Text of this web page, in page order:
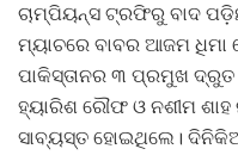
ଚାମ୍ପିୟନ୍ସ ଟ୍ରଫିରୁ ବାଦ
ମ୍ୟାଚରେ ବାବର ଆଜମ ଧିମା
ପାକିସ୍ତାନର ୩ ପ୍ରମୁଖ
ହ୍ୟାରିଶ ରୌଫ ଓ ନଶୀମ
ସାବ୍ୟସ୍ତ ହୋଇଥିଲେ।